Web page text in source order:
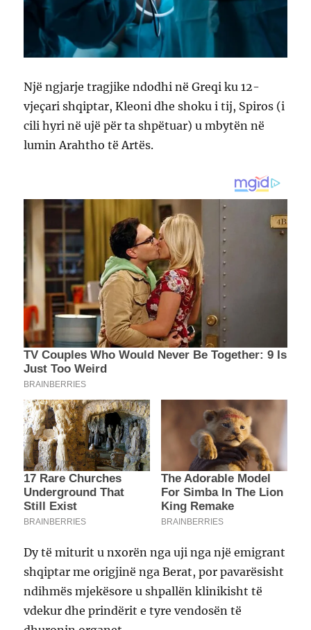
Një ngjarje tragjike ndodhi në Greqi ku 12-
vjeçari shqiptar, Kleoni dhe shoku i tij, Spiros (i
cili hyri në ujë për ta shpëtuar) u mbytën në
lumin Arahtho të Artës.
Dy të miturit u nxorën nga uji nga një emigrant
shqiptar me origjinë nga Berat, por pavarësisht
ndihmës mjekësore u shpallën klinikisht të
vdekur dhe prindërit e tyre vendosën të